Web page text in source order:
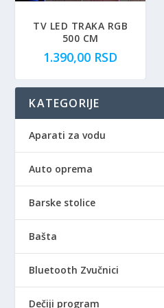
e
i
a
2
0
0
0
R
S
:
9
,
0
R
D
TV LED TRAKA RGB
500 CM
1.390,00 RSD
KATEGORIJE
Aparati za vodu
Auto oprema
Barske stolice
Bašta
Bluetooth Zvučnici
Dečiji program